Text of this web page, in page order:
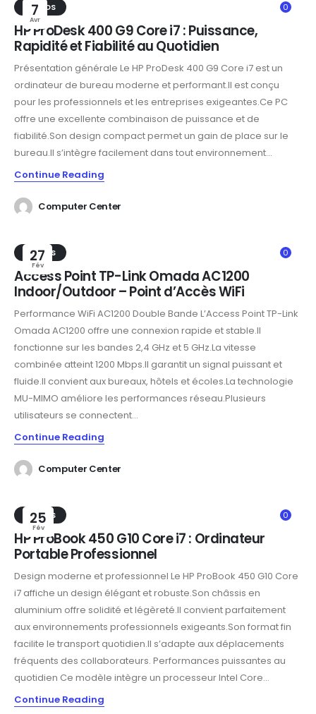
7
Avr
0
TRENDS
HP ProDesk 400 G9 Core i7 : Puissance,
Rapidité et Fiabilité au Quotidien
Présentation générale Le HP ProDesk 400 G9 Core i7 est un
ordinateur de bureau moderne et performant.Il est conçu
pour les professionnels et les entreprises exigeantes.Ce PC
offre une excellente combinaison de puissance et de
fiabilité.Son design compact permet un gain de place sur le
bureau.Il s’intègre facilement dans tout environnement...
Continue Reading
Computer Center
27
Fév
0
TRENDS
Access Point TP-Link Omada AC1200
Indoor/Outdoor – Point d’Accès WiFi
Performance WiFi AC1200 Double Bande L’Access Point TP-Link
Omada AC1200 offre une connexion rapide et stable.Il
fonctionne sur les bandes 2,4 GHz et 5 GHz.La vitesse
combinée atteint 1200 Mbps.Il garantit un signal puissant et
fluide.Il convient aux bureaux, hôtels et écoles.La technologie
MU-MIMO améliore les performances réseau.Plusieurs
utilisateurs se connectent...
Continue Reading
Computer Center
25
Fév
0
TRENDS
HP ProBook 450 G10 Core i7 : Ordinateur
Portable Professionnel
Design moderne et professionnel Le HP ProBook 450 G10 Core
i7 affiche un design élégant et robuste.Son châssis en
aluminium offre solidité et légèreté.Il convient parfaitement
aux environnements professionnels exigeants.Son format fin
facilite le transport quotidien.Il s’adapte aux déplacements
fréquents des collaborateurs. Performances puissantes au
quotidien Ce modèle intègre un processeur Intel Core...
Continue Reading